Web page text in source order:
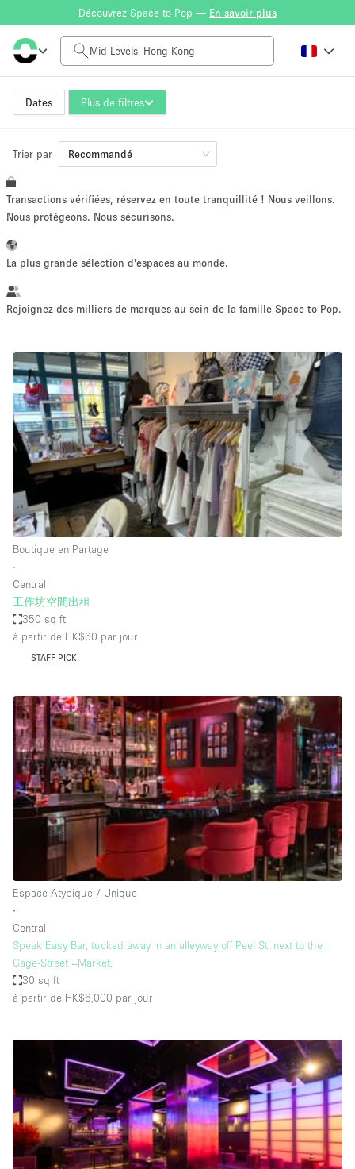
Découvrez Space to Pop — En savoir plus
Dates Plus de filtres
Tarif à la journée
HK$0
Taille de l'espace
~ 13 personnes
Vente au
détail
Showroom Événement Art Alimentation
Séance de
photo
Conférence Réunion Bureaux
Local
Commercial
Partagé
Type de l'espace
Atelier
Autre
Bateau
Boutique en Partage
Bureaux
Camion / Fourgon
Commerce
Container
Entrepôt / Espace Stockage / Box
Espace Atypique / Unique
Espace Créatif
Espace Événementiel
Galerie d'art
Lobby / Accueil
Maison / Villa / Hôtel Particulier
Restaurant / Bar / Café
Rooftop
Salle
Trier par Recommandé
Transactions vérifiées, réservez en toute tranquillité ! Nous veillons.
Nous protégeons. Nous sécurisons.
La plus grande sélection d'espaces au monde.
Rejoignez des milliers de marques au sein de la famille Space to Pop.
Boutique en Partage
∙
Central
工作坊空間出租
350 sq ft
à partir de HK$60 par jour
STAFF PICK
Espace Atypique / Unique
∙
Central
Speak Easy Bar, tucked away in an alleyway off Peel St. next to the
Gage-Street =Market.
30 sq ft
à partir de HK$6,000 par jour